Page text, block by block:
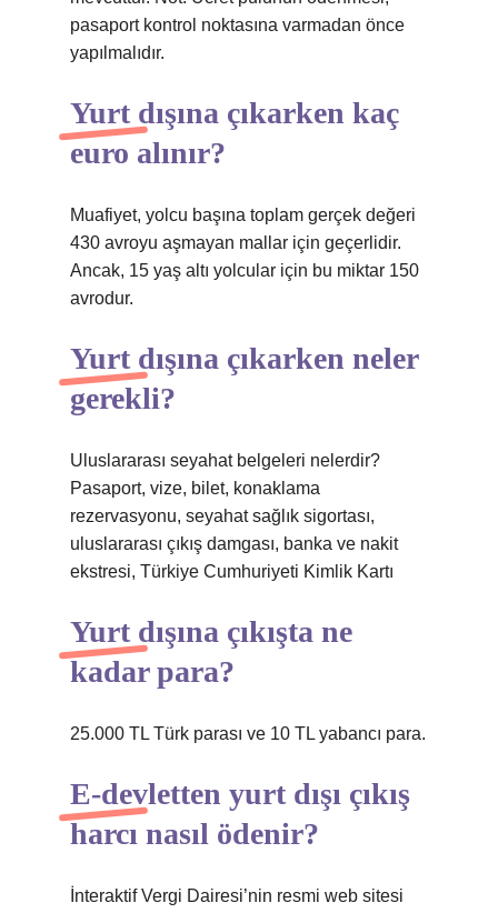
pasaport kontrol noktasına varmadan önce
yapılmalıdır.
Yurt dışına çıkarken kaç
euro alınır?
Muafiyet, yolcu başına toplam gerçek değeri
430 avroyu aşmayan mallar için geçerlidir.
Ancak, 15 yaş altı yolcular için bu miktar 150
avrodur.
Yurt dışına çıkarken neler
gerekli?
Uluslararası seyahat belgeleri nelerdir?
Pasaport, vize, bilet, konaklama
rezervasyonu, seyahat sağlık sigortası,
uluslararası çıkış damgası, banka ve nakit
ekstresi, Türkiye Cumhuriyeti Kimlik Kartı
Yurt dışına çıkışta ne
kadar para?
25.000 TL Türk parası ve 10 TL yabancı para.
E-devletten yurt dışı çıkış
harcı nasıl ödenir?
İnteraktif Vergi Dairesi’nin resmi web sitesi